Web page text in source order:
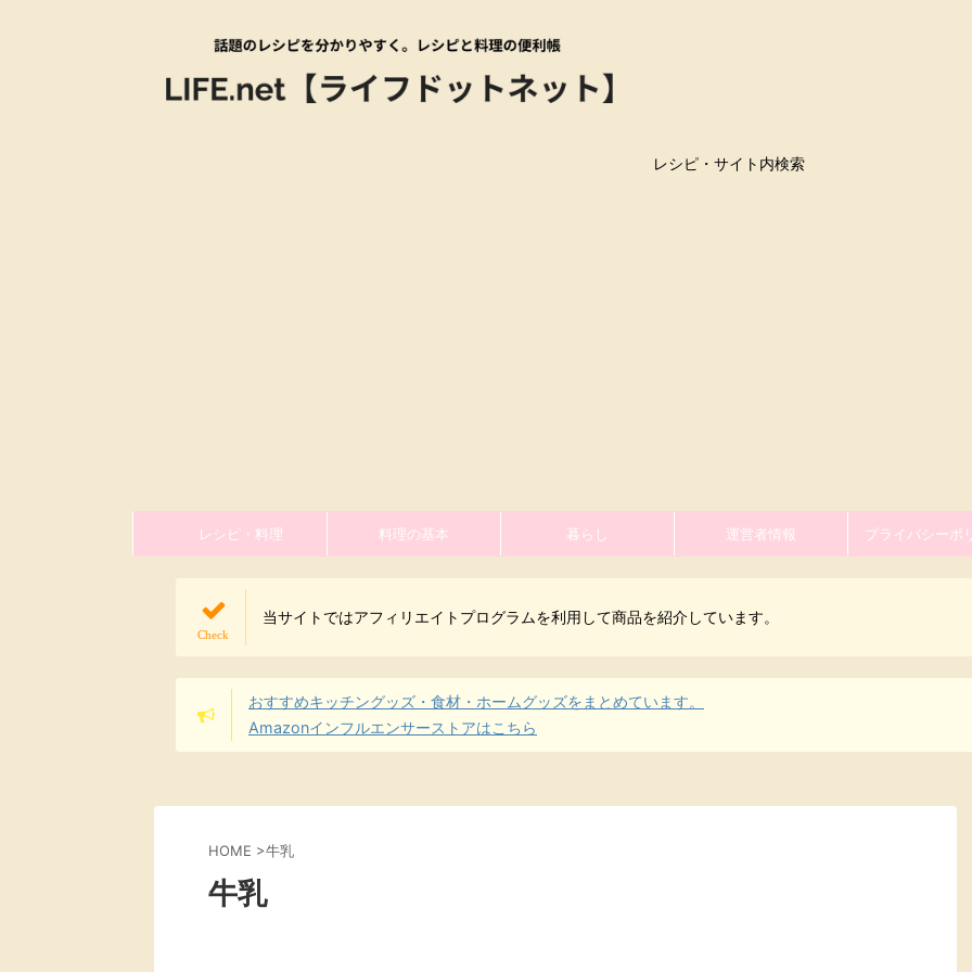
レシピ・サイト内検索
レシピ・料理 料理の基本 暮らし 運営者情報 プライバシーポ
当サイトではアフィリエイトプログラムを利用して商品を紹介しています。
おすすめキッチングッズ・食材・ホームグッズをまとめています。
Amazonインフルエンサーストアはこちら
HOME >牛乳
牛乳